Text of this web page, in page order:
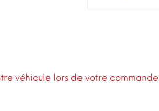
véhicule lors de votre commande